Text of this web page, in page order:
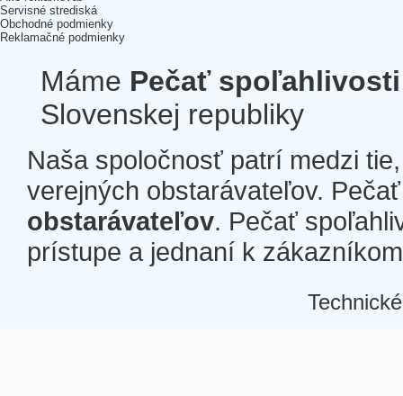
Servisné strediská
Obchodné podmienky
Reklamačné podmienky
Máme Pečať spoľahlivosti
Slovenskej republiky
Naša spoločnosť patrí medzi
verejných obstarávateľov.
obstarávateľov. Pečať
prístupe a jednaní k